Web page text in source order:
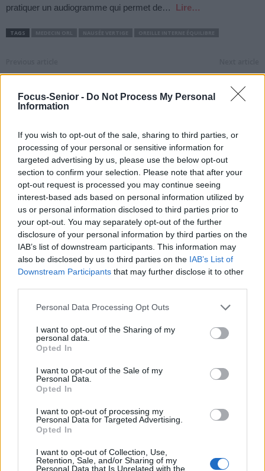
Focus-Senior - Do Not Process My Personal
Information
If you wish to opt-out of the sale, sharing to third parties, or
processing of your personal or sensitive information for
targeted advertising by us, please use the below opt-out
section to confirm your selection. Please note that after your
opt-out request is processed you may continue seeing
interest-based ads based on personal information utilized by
us or personal information disclosed to third parties prior to
your opt-out. You may separately opt-out of the further
disclosure of your personal information by third parties on the
IAB’s list of downstream participants. This information may
also be disclosed by us to third parties on the IAB’s List of
Downstream Participants that may further disclose it to other
Personal Data Processing Opt Outs
I want to opt-out of the Sharing of my
personal data.
Opted In
I want to opt-out of the Sale of my
Personal Data.
Opted In
I want to opt-out of processing my
Personal Data for Targeted Advertising.
Opted In
I want to opt-out of Collection, Use,
Retention, Sale, and/or Sharing of my
Personal Data that Is Unrelated with the
pratiquer un audiogramme qui permet de…
Lire…
TAGS
Doxorubicine : ce
médicament serait
toxique pour le cœur
Soigner l’herpès avec de
l’huile essentielle : mode
d’emploi
news
RELATED ARTICLES MORE FROM AUTHOR
clé pour préserver votre
cerveau ou le mettre en
Santé
problèmes urinaires : le
secret inattendu des
risque accru
d’hypertension à ne pas
3 exercices pour vieillir en pleine forme après 60 ans
Un faux médecin réussit à exercer pendant trois ans